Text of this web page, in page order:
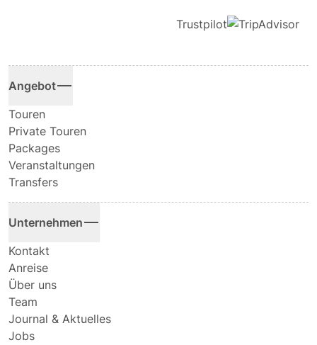
Trustpilot
Angebot
Touren
Private Touren
Packages
Veranstaltungen
Transfers
Unternehmen
Kontakt
Anreise
Über uns
Team
Journal & Aktuelles
Jobs